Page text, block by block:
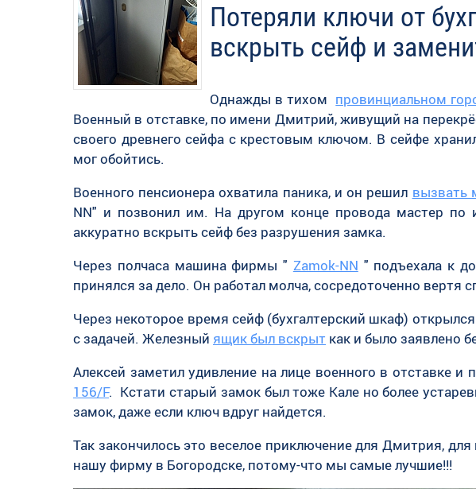
Потеряли ключи от
вскрыть сейф и
Однажды в тихом провинциальном
Военный в отставке, по имени Дмитрий, живущий на
своего древнего сейфа с крестовым ключом. В сейфе
мог обойтись.
Военного пенсионера охватила паника, и он решил вызвать
NN" и позвонил им. На другом конце провода мастер
аккуратно вскрыть сейф без разрушения замка.
Через полчаса машина фирмы " Zamok-NN " подъехала к
принялся за дело. Он работал молча, сосредоточенно вертя
Через некоторое время сейф (бухгалтерский шкаф)
с задачей. Железный ящик был вскрыт как и было заявлено
Алексей заметил удивление на лице военного в отставке
156/F. Кстати старый замок был тоже Кале но более
замок, даже если ключ вдруг найдется.
Так закончилось это веселое приключение для Дмитрия,
нашу фирму в Богородске, потому-что мы самые лучшие!!!